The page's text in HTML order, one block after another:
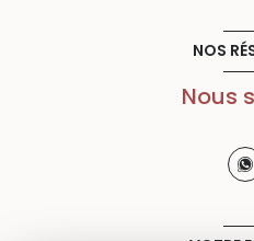
NOS
Nous